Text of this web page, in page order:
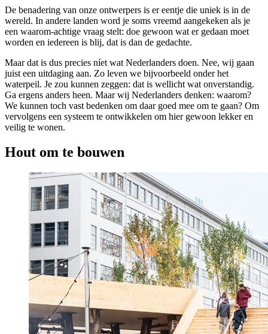
De benadering van onze ontwerpers is er eentje die uniek is in de
wereld. In andere landen word je soms vreemd aangekeken als je
een waarom-achtige vraag stelt: doe gewoon wat er gedaan moet
worden en iedereen is blij, dat is dan de gedachte.
Maar dat is dus precies níet wat Nederlanders doen. Nee, wij gaan
juist een uitdaging aan. Zo leven we bijvoorbeeld onder het
waterpeil. Je zou kunnen zeggen: dat is wellicht wat onverstandig.
Ga ergens anders heen. Maar wij Nederlanders denken: waarom?
We kunnen toch vast bedenken om daar goed mee om te gaan? Om
vervolgens een systeem te ontwikkelen om hier gewoon lekker en
veilig te wonen.
Hout om te bouwen